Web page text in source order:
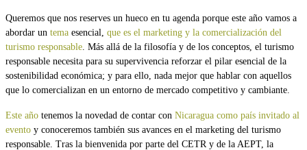
Queremos que nos reserves un hueco en tu agenda porque este año vamos a
abordar un tema esencial, que es el marketing y la comercialización del
turismo responsable . Más allá de la filosofía y de los conceptos, el turismo
responsable necesita para su supervivencia reforzar el pilar esencial de la
sostenibilidad económica; y para ello, nada mejor que hablar con aquellos
que lo comercializan en un entorno de mercado competitivo y cambiante.
Este año tenemos la novedad de contar con Nicaragua como país invitado al
evento y conoceremos también sus avances en el marketing del turismo
responsable. Tras la bienvenida por parte del CETR y de la AEPT, la